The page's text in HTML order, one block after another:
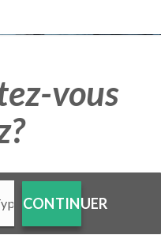
vous
CONTINUER